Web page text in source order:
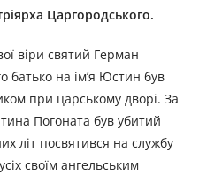
Царгородського.
віри святий Герман
батько на ім’я Юстин був
при царському дворі. За
Погоната був убитий
літ посвятився на службу
своїм ангельським